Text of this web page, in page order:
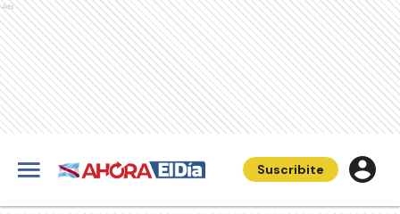
Ads
Suscribite